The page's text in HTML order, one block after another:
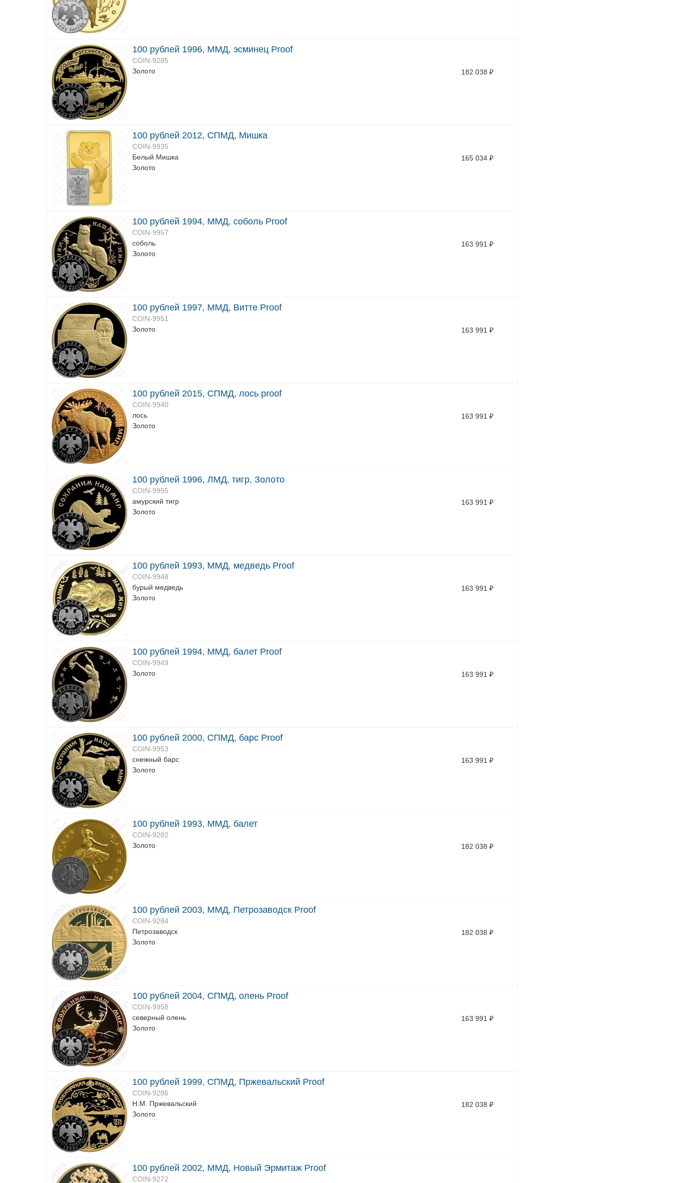
100 рублей 1996, ММД, эсминец Proof
COIN-9285
Золото
182 038 ₽
100 рублей 2012, СПМД, Мишка
COIN-9935
Белый Mишка
Золото
165 034 ₽
100 рублей 1994, ММД, соболь Proof
COIN-9957
соболь
Золото
163 991 ₽
100 рублей 1997, ММД, Витте Proof
COIN-9951
Золото
163 991 ₽
100 рублей 2015, СПМД, лось proof
COIN-9940
лось
Золото
163 991 ₽
100 рублей 1996, ЛМД, тигр, Золото
COIN-9955
амурский тигр
Золото
163 991 ₽
100 рублей 1993, ММД, медведь Proof
COIN-9948
бурый медведь
Золото
163 991 ₽
100 рублей 1994, ММД, балет Proof
COIN-9949
Золото
163 991 ₽
100 рублей 2000, СПМД, барс Proof
COIN-9953
снежный барс
Золото
163 991 ₽
100 рублей 1993, ММД, балет
COIN-9282
Золото
182 038 ₽
100 рублей 2003, ММД, Петрозаводск Proof
COIN-9284
Петрозаводск
Золото
182 038 ₽
100 рублей 2004, СПМД, олень Proof
COIN-9958
северный олень
Золото
163 991 ₽
100 рублей 1999, СПМД, Пржевальский Proof
COIN-9286
Н.М. Пржевальский
Золото
182 038 ₽
100 рублей 2002, ММД, Новый Эрмитаж Proof
COIN-9272